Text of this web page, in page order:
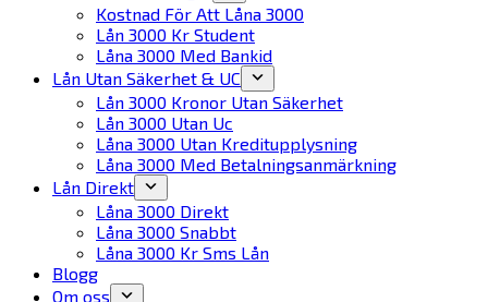
Kostnad För Att Låna 3000
Lån 3000 Kr Student
Låna 3000 Med Bankid
Lån Utan Säkerhet & UC
Lån 3000 Kronor Utan Säkerhet
Lån 3000 Utan Uc
Låna 3000 Utan Kreditupplysning
Låna 3000 Med Betalningsanmärkning
Lån Direkt
Låna 3000 Direkt
Låna 3000 Snabbt
Låna 3000 Kr Sms Lån
Blogg
Om oss